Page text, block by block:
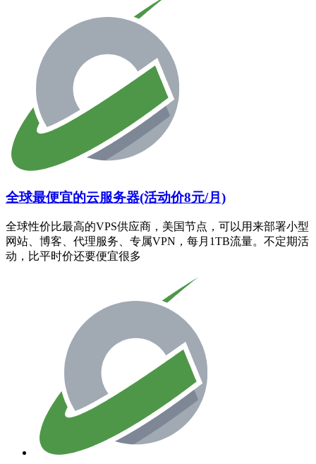
全球最便宜的云服务器(活动价8元/月)
全球性价比最高的VPS供应商，美国节点，可以用来部署小型
网站、博客、代理服务、专属VPN，每月1TB流量。不定期活
动，比平时价还要便宜很多